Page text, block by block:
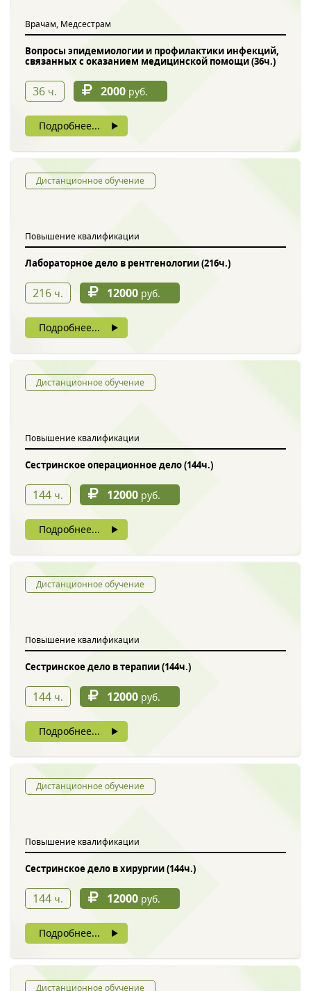
Врачам, Медсестрам
Вопросы эпидемиологии и профилактики инфекций,
связанных с оказанием медицинской помощи (36ч.)
36 ч. 2000 руб.
Подробнее...
Дистанционное обучение
Повышение квалификации
Лабораторное дело в рентгенологии (216ч.)
216 ч. 12000 руб.
Подробнее...
Дистанционное обучение
Повышение квалификации
Сестринское операционное дело (144ч.)
144 ч. 12000 руб.
Подробнее...
Дистанционное обучение
Повышение квалификации
Сестринское дело в терапии (144ч.)
144 ч. 12000 руб.
Подробнее...
Дистанционное обучение
Повышение квалификации
Сестринское дело в хирургии (144ч.)
144 ч. 12000 руб.
Подробнее...
Дистанционное обучение